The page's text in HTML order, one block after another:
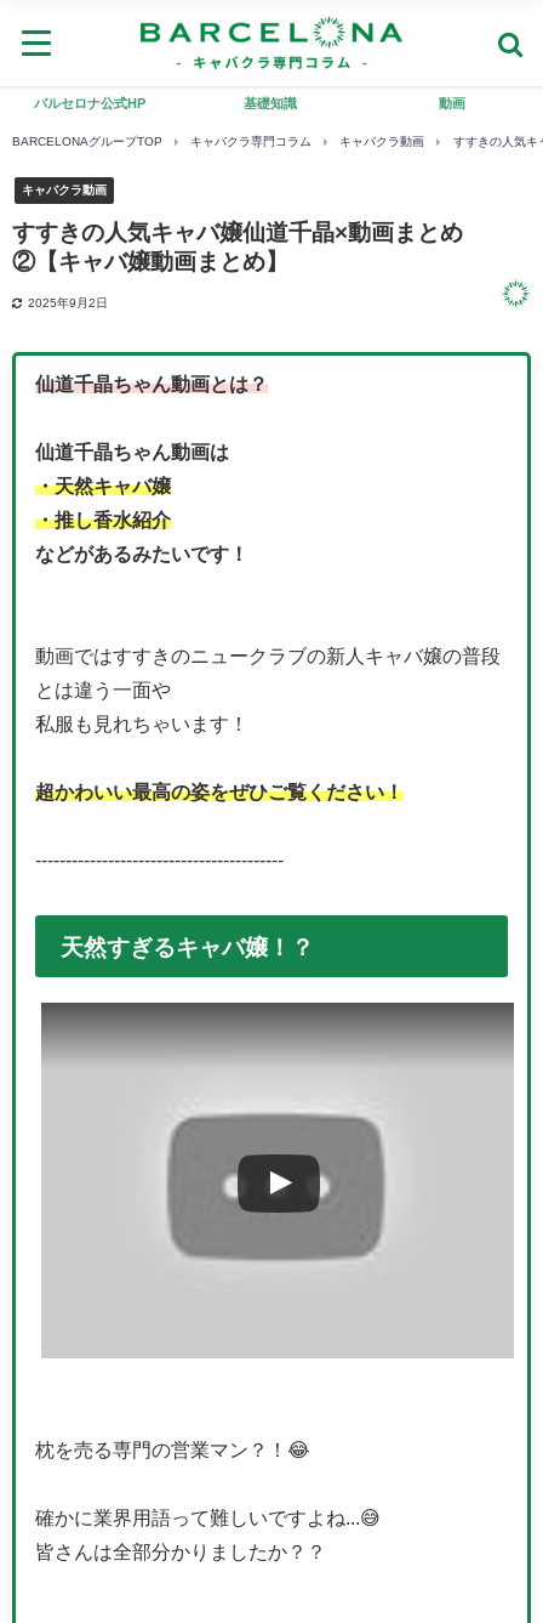
バルセロナ公式HP 基礎知識 動画
BARCELONAグループTOP キャバクラ専門コラム キャバクラ動画 すすきの人気キ
キャバクラ動画
すすきの人気キャバ嬢仙道千晶×動画まとめ
②【キャバ嬢動画まとめ】
2025年9月2日
仙道千晶ちゃん動画とは？
仙道千晶ちゃん動画は
・天然キャバ嬢
・推し香水紹介
などがあるみたいです！
動画ではすすきのニュークラブの新人キャバ嬢の普段
とは違う一面や
私服も見れちゃいます！
超かわいい最高の姿をぜひご覧ください！
-----------------------------------------
天然すぎるキャバ嬢！？
枕を売る専門の営業マン？！😂
確かに業界用語って難しいですよね...😅
皆さんは全部分かりましたか？？